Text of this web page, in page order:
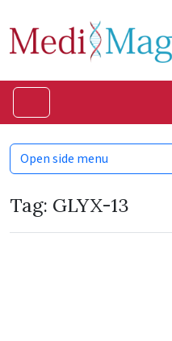
Tag: GLYX-13
Open side menu